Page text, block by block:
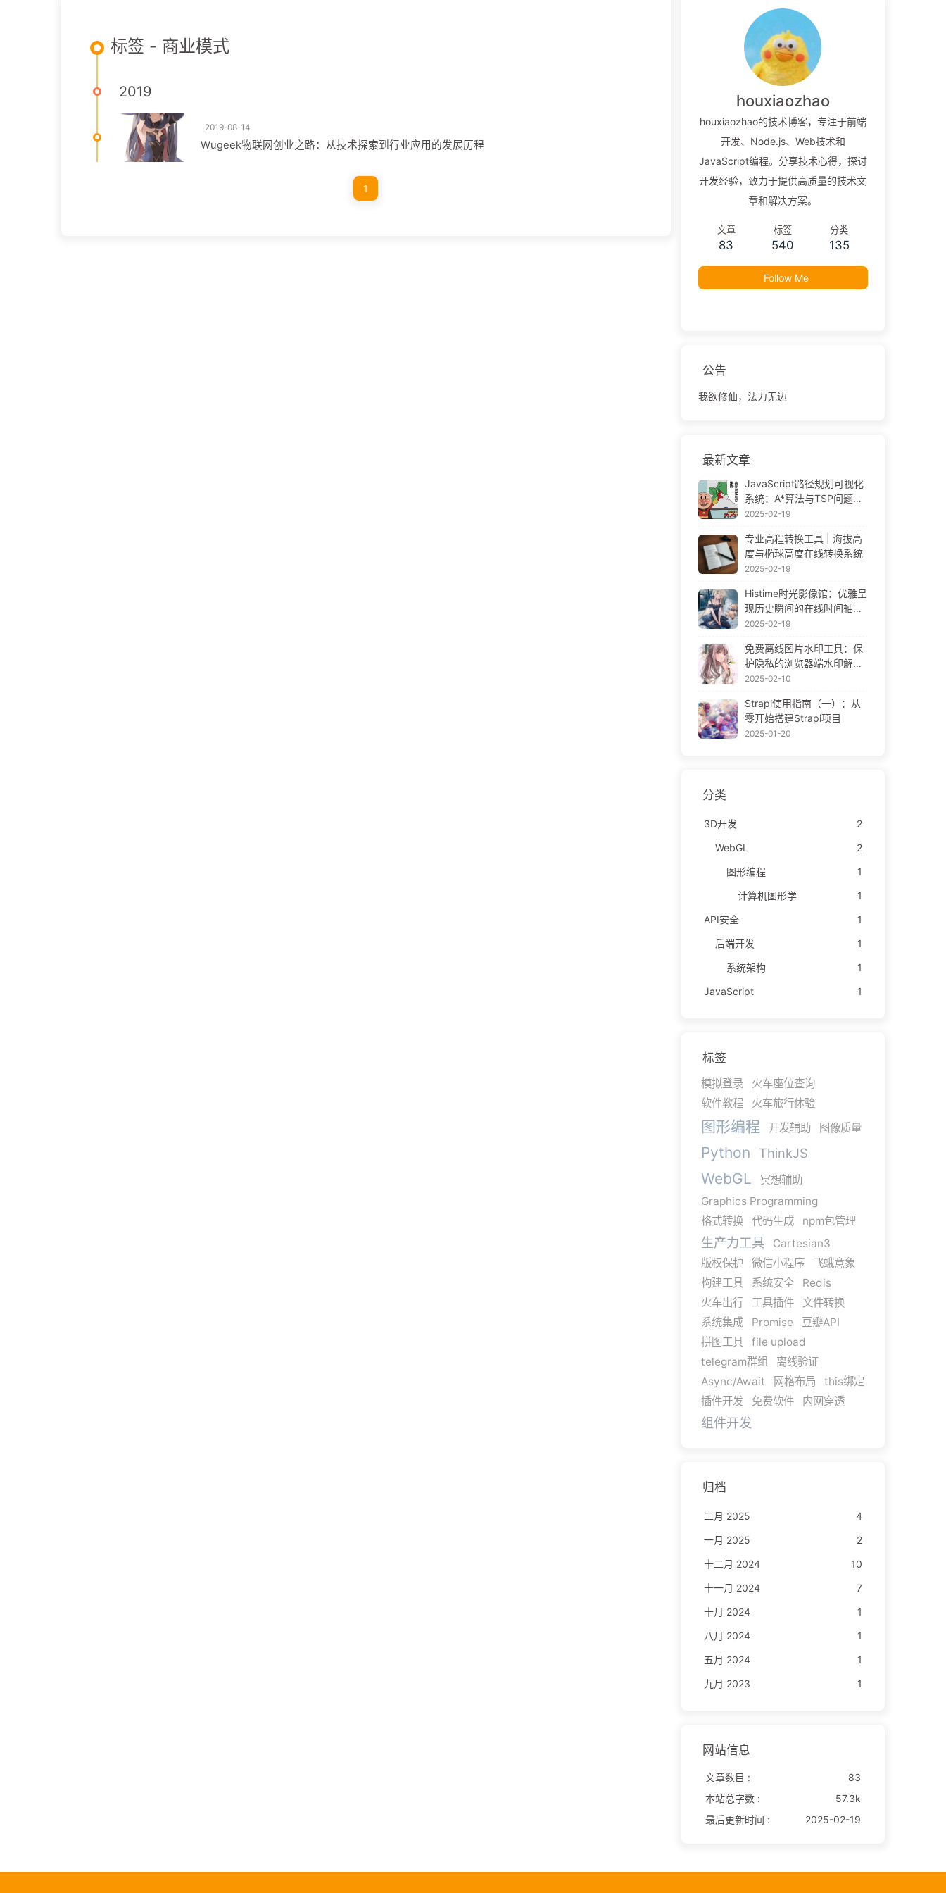
标签 - 商业模式
2019
2019-08-14
Wugeek物联网创业之路：从技术探索到行业应用的发展历程
1
houxiaozhao
houxiaozhao的技术博客，专注于前端
开发、Node.js、Web技术和
JavaScript编程。分享技术心得，探讨
开发经验，致力于提供高质量的技术文
章和解决方案。
文章
83
标签
540
分类
135
Follow Me
公告
我欲修仙，法力无边
最新文章
JavaScript路径规划可视化
系统：A*算法与TSP问题解
决方案
2025-02-19
专业高程转换工具 | 海拔高
度与椭球高度在线转换系统
2025-02-19
Histime时光影像馆：优雅呈
现历史瞬间的在线时间轴相
册 | Historical Photo Timeli
2025-02-19
免费离线图片水印工具：保
护隐私的浏览器端水印解决
方案 | Free Offline Image
2025-02-10
Strapi使用指南（一）：从
零开始搭建Strapi项目
2025-01-20
分类
3D开发
2
WebGL
2
图形编程
1
计算机图形学
1
API安全
1
后端开发
1
系统架构
1
JavaScript
1
标签
模拟登录
火车座位查询
软件教程
火车旅行体验
图形编程 开发辅助 图像质量
Python ThinkJS
WebGL
冥想辅助
Graphics Programming
格式转换
代码生成 npm包管理
生产力工具
Cartesian3
版权保护
微信小程序
飞蛾意象
构建工具
系统安全
Redis
火车出行
工具插件
文件转换
系统集成
Promise
豆瓣API
拼图工具
file upload
telegram群组
离线验证
Async/Await
网格布局
this绑定
插件开发
免费软件 内网穿透
组件开发
归档
二月 2025
4
一月 2025
2
十二月 2024
10
十一月 2024
7
十月 2024
1
八月 2024
1
五月 2024
1
九月 2023
1
网站信息
文章数目 :
83
本站总字数 :
57.3k
最后更新时间 :
2025-02-19